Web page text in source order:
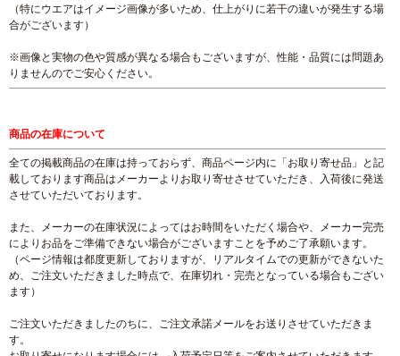
（特にウエアはイメージ画像が多いため、仕上がりに若干の違いが発生する場
合がございます）
※画像と実物の色や質感が異なる場合もございますが、性能・品質には問題あ
りませんのでご安心ください。
商品の在庫について
全ての掲載商品の在庫は持っておらず、商品ページ内に「お取り寄せ品」と記
載しております商品はメーカーよりお取り寄せさせていただき、入荷後に発送
させていただいております。
また、メーカーの在庫状況によってはお時間をいただく場合や、メーカー完売
によりお品をご準備できない場合がございますことを予めご了承願います。
（ページ情報は都度更新しておりますが、リアルタイムでの更新ができないた
め、ご注文いただきました時点で、在庫切れ・完売となっている場合もござい
ます）
ご注文いただきましたのちに、ご注文承諾メールをお送りさせていただきま
す。